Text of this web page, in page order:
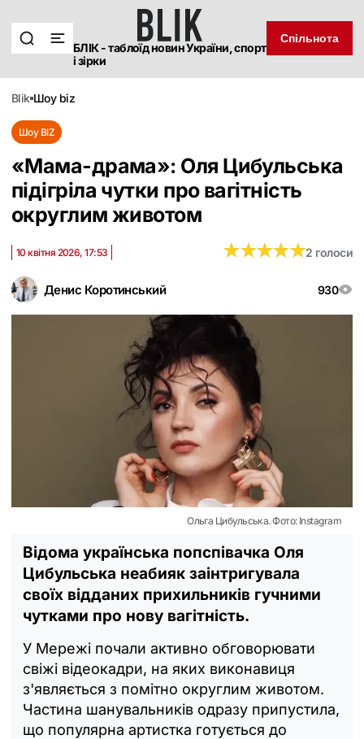
БЛІК - таблоїд новин України, спорт
і зірки
Спільнота
blik шоу biz
Шоу BIZ
«Мама-драма»: Оля Цибульська
підігріла чутки про вагітність
округлим животом
Денис Коротинський 930
10 квітня 2026, 17:53 ★★★★★
★★★★★2 голоси
Ольга Цибульська. Фото: Instagram
Відома українська попспівачка Оля
Цибульська неабияк заінтригувала
своїх відданих прихильників гучними
чутками про нову вагітність.
У Мережі почали активно обговорювати
свіжі відеокадри, на яких виконавиця
з'являється з помітно округлим животом.
Частина шанувальників одразу припустила,
що популярна артистка готується до